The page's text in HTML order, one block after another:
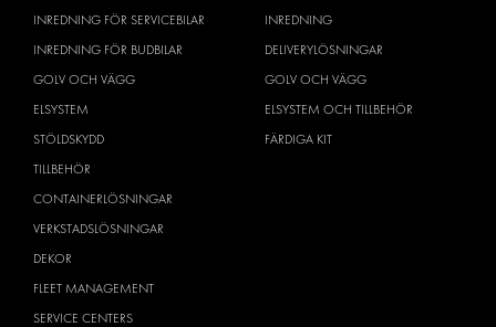
INREDNING FÖR SERVICEBILAR
INREDNING FÖR BUDBILAR
GOLV OCH VÄGG
ELSYSTEM
STÖLDSKYDD
TILLBEHÖR
CONTAINERLÖSNINGAR
VERKSTADSLÖSNINGAR
DEKOR
FLEET MANAGEMENT
SERVICE CENTERS
INREDNING
DELIVERYLÖSNINGAR
GOLV OCH VÄGG
ELSYSTEM OCH TILLBEHÖR
FÄRDIGA KIT